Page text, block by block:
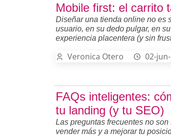
Mobile first: el carrito
Diseñar una tienda online no es
usuario, en su dedo pulgar, en
experiencia placentera (y sin
Veronica Otero 02-
FAQs inteligentes:
tu landing (y tu SEO)
Las preguntas frecuentes no
vender más y a mejorar tu